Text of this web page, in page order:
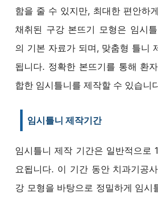
함을 줄 수 있지만, 최대한 편안하
채취된 구강 본뜨기 모형은 임시
의 기본 자료가 되며, 맞춤형 틀니
됩니다. 정확한 본뜨기를 통해 환
합한 임시틀니를 제작할 수 있습니
임시틀니 제작기간
임시틀니 제작 기간은 일반적으로
요됩니다. 이 기간 동안 치과기공
강 모형을 바탕으로 정밀하게 임시